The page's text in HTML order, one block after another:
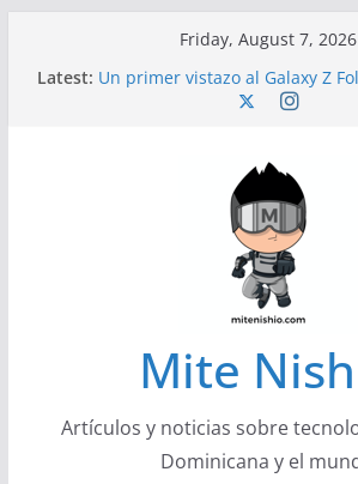
Friday, August 7, 2026
Latest: Un primer vistazo al Galaxy Z
Z Fold8 y Galaxy Z Flip8
Conferencistas analizarán los
redefinen el futuro de las
Segunda edición de Marketing
impulsa el marketing con
Alerta sobre nueva campaña de
que afecta a organizaciones de
Mite
Artículos y noticias sobre
Dominicana y el